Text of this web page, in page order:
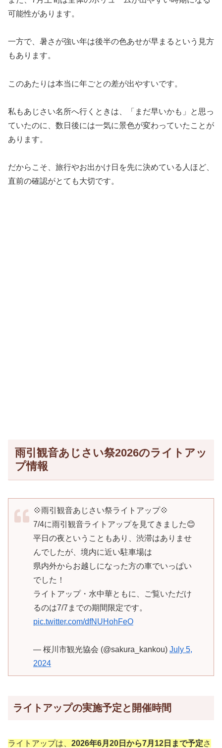
可能性があります。
一方で、暑さが強い年は後半の色あせが早まるという見方
もあります。
このあたりは本当に年ごとの差が出やすいです。
私もあじさい名所へ行くときは、「まだ早いかも」と思っ
ていたのに、数日後には一気に景色が変わっていたことが
あります。
だからこそ、旅行やお出かけ日を先に決めている人ほど、
直前の確認がとても大切です。
雨引観音あじさい祭2026のライトアッ
プ情報
💠雨引観音あじさい祭ライトアップ💠
7/4に雨引観音ライトアップを見てきました😊
平日の夜ということもあり、渋滞はありませ
んでしたが、境内に近い駐車場は
県内外からお越しになった方の車でいっぱい
でした！
ライトアップ・水中華ともに、ご覧いただけ
るのは7/7までの期間限定です。
pic.twitter.com/dfNUHohFeO
— 桜川市観光協会 (@sakura_kankou) July 5,
2024
ライトアップの実施予定と開催時間
ライトアップは、 2026年6月20日から7月12日まで予定さ